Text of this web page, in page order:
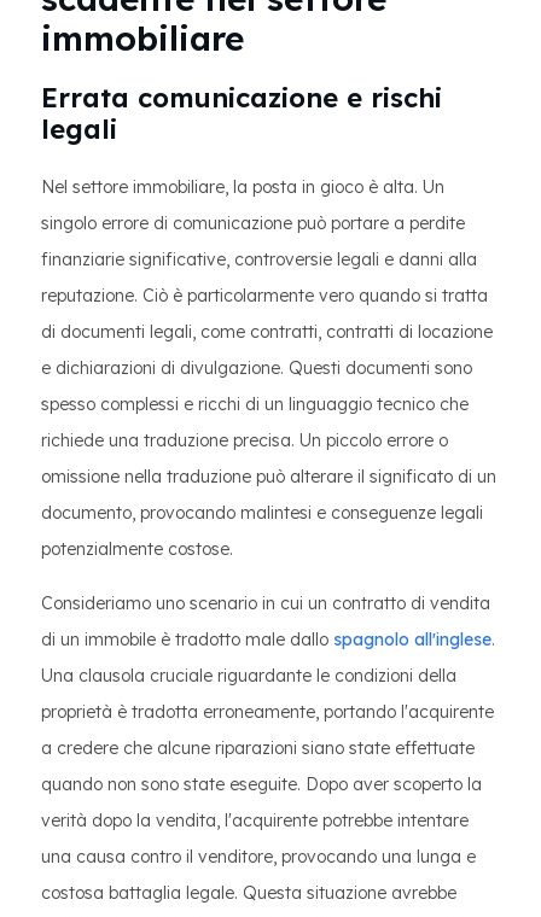
immobiliare
Errata comunicazione e rischi
legali
Nel settore immobiliare, la posta in gioco è alta. Un
singolo errore di comunicazione può portare a perdite
finanziarie significative, controversie legali e danni alla
reputazione. Ciò è particolarmente vero quando si tratta
di documenti legali, come contratti, contratti di locazione
e dichiarazioni di divulgazione. Questi documenti sono
spesso complessi e ricchi di un linguaggio tecnico che
richiede una traduzione precisa. Un piccolo errore o
omissione nella traduzione può alterare il significato di un
documento, provocando malintesi e conseguenze legali
potenzialmente costose.
Consideriamo uno scenario in cui un contratto di vendita
di un immobile è tradotto male dallo spagnolo all'inglese.
Una clausola cruciale riguardante le condizioni della
proprietà è tradotta erroneamente, portando l'acquirente
a credere che alcune riparazioni siano state effettuate
quando non sono state eseguite. Dopo aver scoperto la
verità dopo la vendita, l'acquirente potrebbe intentare
una causa contro il venditore, provocando una lunga e
costosa battaglia legale. Questa situazione avrebbe